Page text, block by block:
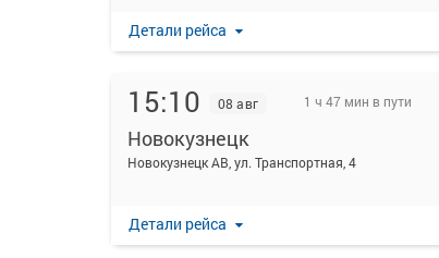
Детали рейса
15:10 08 авг 1 ч 47 мин в пути
Новокузнецк
Новокузнецк АВ, ул. Транспортная, 4
Детали рейса